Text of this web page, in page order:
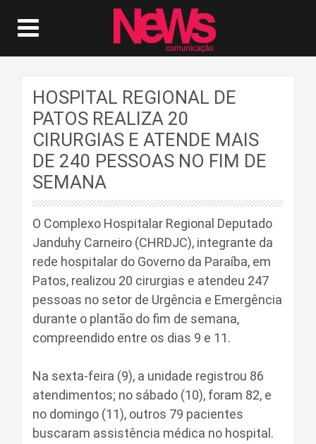
HOSPITAL REGIONAL DE
PATOS REALIZA 20
CIRURGIAS E ATENDE MAIS
DE 240 PESSOAS NO FIM DE
SEMANA
O Complexo Hospitalar Regional Deputado
Janduhy Carneiro (CHRDJC), integrante da
rede hospitalar do Governo da Paraíba, em
Patos, realizou 20 cirurgias e atendeu 247
pessoas no setor de Urgência e Emergência
durante o plantão do fim de semana,
compreendido entre os dias 9 e 11.
Na sexta-feira (9), a unidade registrou 86
atendimentos; no sábado (10), foram 82, e
no domingo (11), outros 79 pacientes
buscaram assistência médica no hospital.